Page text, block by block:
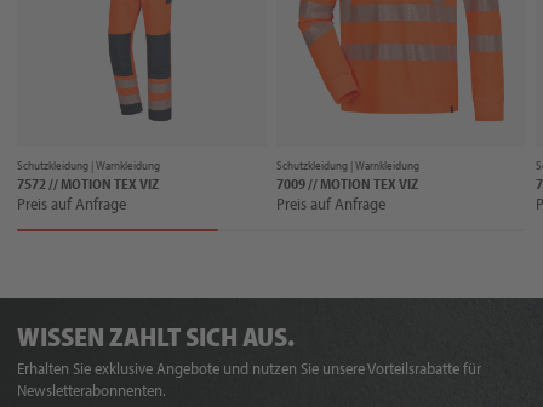
Schutzkleidung |Warnkleidung
7572 // MOTION TEX VIZ
Preis auf Anfrage
Schutzkleidung |Warnkleidung
7009 // MOTION TEX VIZ
Preis auf Anfrage
WISSEN ZAHLT SICH AUS.
Erhalten Sie exklusive Angebote und nutzen Sie unsere Vorteilsrabatte für
Newsletterabonnenten.